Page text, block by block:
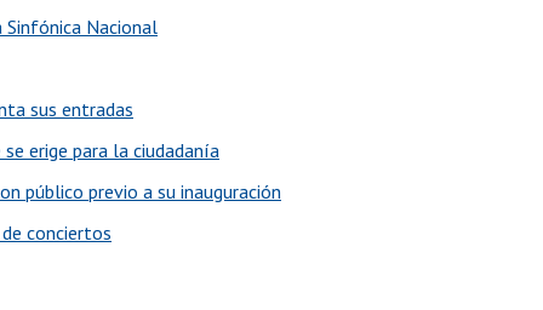
Nacional
sus entradas
erige para la ciudadanía
público previo a su inauguración
conciertos